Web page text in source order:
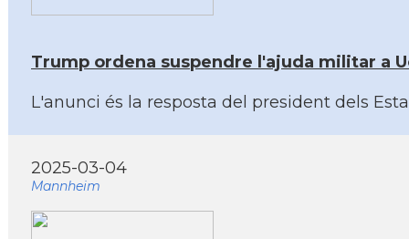
Trump ordena suspendre l'ajuda militar a
L'anunci és la resposta del president dels
2025-03-04
Mannheim